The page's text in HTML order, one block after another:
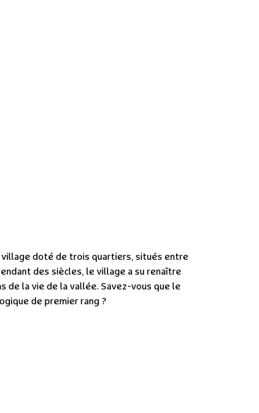
village doté de trois quartiers, situés entre
des siècles, le village a su renaître
de la vie de la vallée. Savez-vous que le
de premier rang ?